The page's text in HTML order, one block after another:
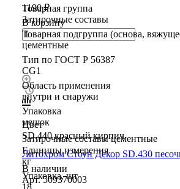
Товарная группа
Затирочные составы
Товарная подгруппа (основа,
цементные
Тип по ГОСТ Р 56387
CG1
Область применения
внутри и снаружи
Упаковка
мешок
Цвет
SD.440 красный кирпич
Единицы измерения
кг
Упаковка, шт
18
1190 ₽
В корзину
Затирочные составы цементные
Литохром Стоун Декор SD.430
В наличии
Арт.509370003